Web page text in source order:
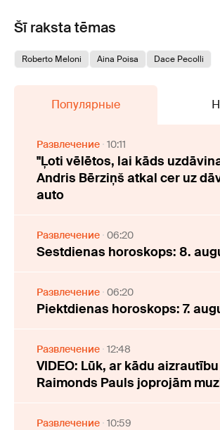
Šī raksta tēmas
Roberto Meloni Aina Poisa Dace Pecolli
Популярные
Развлечение 10:11
"Ļoti vēlētos, lai kāds
Andris Bērziņš atkal cer uz
auto
Развлечение 06:20
Sestdienas horoskops: 8.
Развлечение 06:20
Piektdienas horoskops: 7.
Развлечение 12:48
VIDEO: Lūk, ar kādu aizrautību
Raimonds Pauls joprojām
Развлечение 10:59